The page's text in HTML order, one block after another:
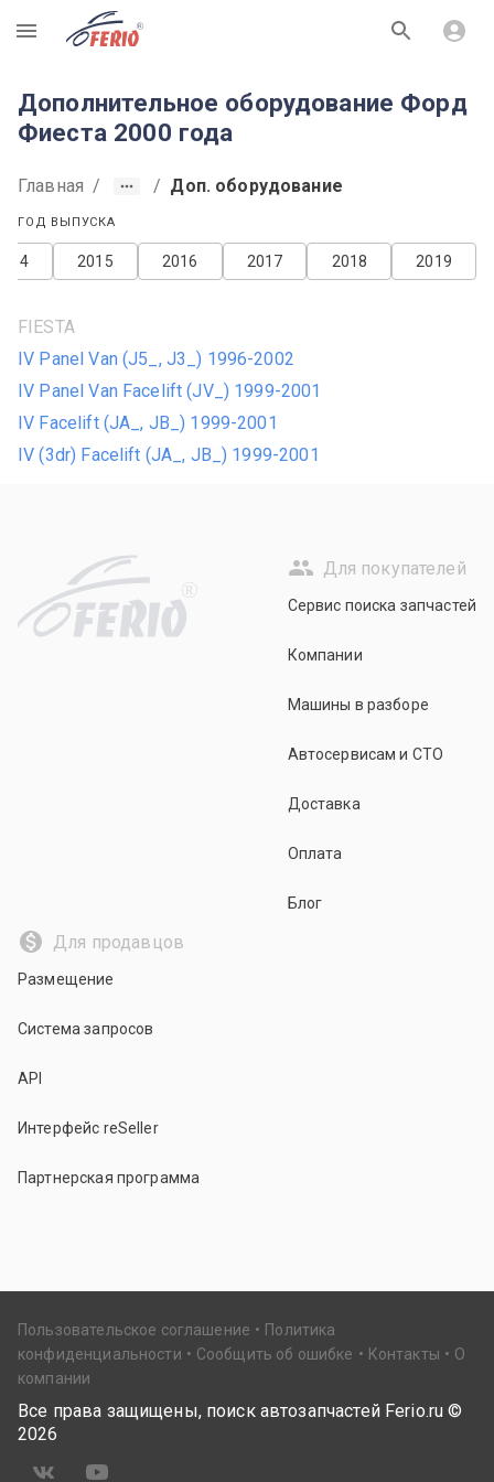
R
Дополнительное оборудование Форд
Фиеста 2000 года
Главная / / Доп. оборудование
ГОД ВЫПУСКА
2019
2018
2017
2016
2015
FIESTA
IV Panel Van (J5_, J3_) 1996-2002
IV Panel Van Facelift (JV_) 1999-2001
IV Facelift (JA_, JB_) 1999-2001
IV (3dr) Facelift (JA_, JB_) 1999-2001
R
Для покупателей
Сервис поиска запчастей
Компании
Машины в разборе
Автосервисам и СТО
Доставка
Оплата
Блог
Для продавцов
Размещение
Система запросов
API
Интерфейс reSeller
Партнерская программа
Пользовательское соглашение
Политика
конфиденциальности
Сообщить об ошибке Контакты
О
компании
Все права защищены, поиск автозапчастей Ferio.ru ©
2026